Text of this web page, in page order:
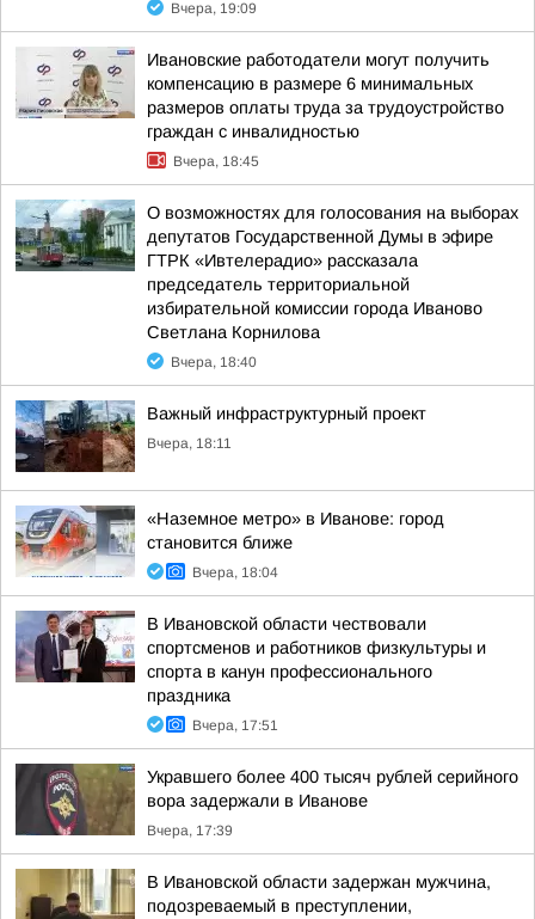
Вчера, 19:09
Ивановские работодатели могут получить
компенсацию в размере 6 минимальных
размеров оплаты труда за трудоустройство
граждан с инвалидностью
Вчера, 18:45
О возможностях для голосования на выборах
депутатов Государственной Думы в эфире
ГТРК «Ивтелерадио» рассказала
председатель территориальной
избирательной комиссии города Иваново
Светлана Корнилова
Вчера, 18:40
Важный инфраструктурный проект
Вчера, 18:11
«Наземное метро» в Иванове: город
становится ближе
Вчера, 18:04
В Ивановской области чествовали
спортсменов и работников физкультуры и
спорта в канун профессионального
праздника
Вчера, 17:51
Укравшего более 400 тысяч рублей серийного
вора задержали в Иванове
Вчера, 17:39
В Ивановской области задержан мужчина,
подозреваемый в преступлении,